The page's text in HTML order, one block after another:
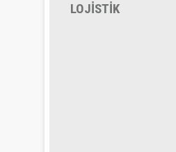
LOJİSTİK